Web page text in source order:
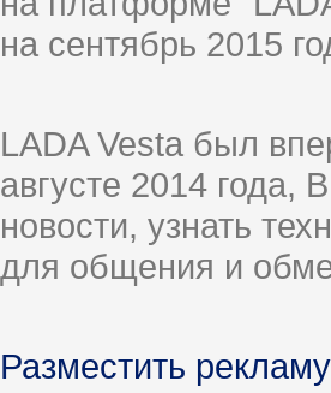
на сентябрь 2015
LADA Vesta был
августе 2014 года,
новости, узнать
для общения и
Разместить